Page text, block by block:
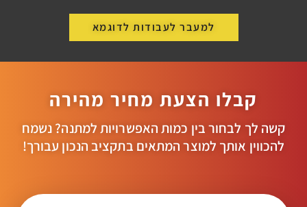
למעבר לעבודות לדוגמא
קבלו הצעת מחיר מהירה
קשה לך לבחור בין כמות האפשרויות למתנה? נשמח
להכווין אותך למוצר המתאים בתקציב הנכון עבורך!